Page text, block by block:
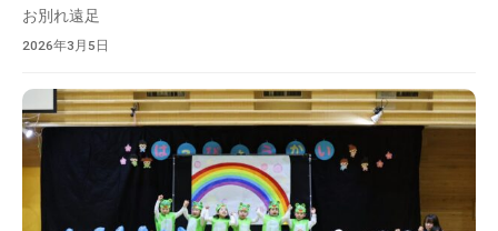
お別れ遠足
2026年3月5日